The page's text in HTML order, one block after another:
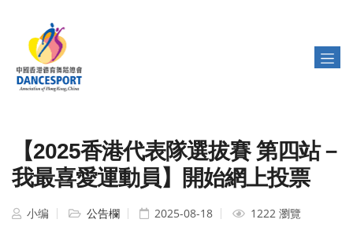
【2025香港代表隊選拔賽 第四站－
我最喜愛運動員】開始網上投票
小编 公告欄 2025-08-18 1222 瀏覽